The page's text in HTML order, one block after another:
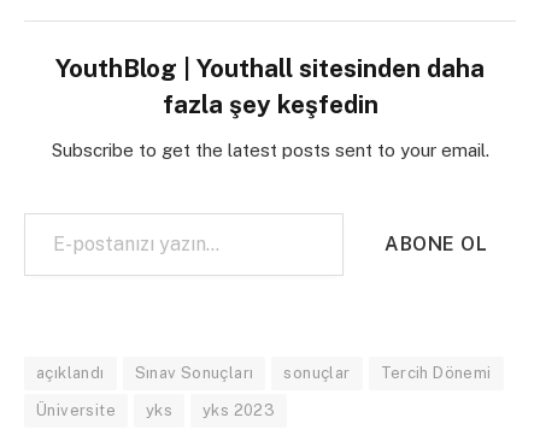
YouthBlog | Youthall sitesinden daha
fazla şey keşfedin
Subscribe to get the latest posts sent to your email.
E-postanızı yazın…
ABONE OL
açıklandı Sınav Sonuçları sonuçlar Tercih Dönemi
Üniversite yks yks 2023